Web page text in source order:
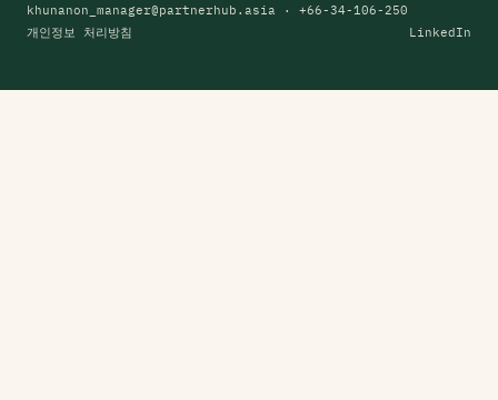
khunanon_manager@partnerhub.asia · +66-34-106-250
개인정보 처리방침
LinkedIn